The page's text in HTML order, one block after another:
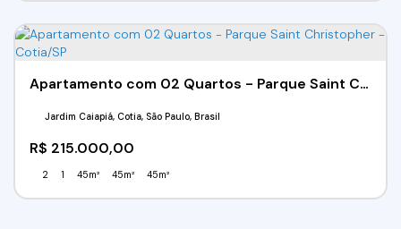
Apartamento com 02 Quartos - Parque Saint Christopher - Cotia/SP
R$ 215.000,00
Jardim Caiapiá, Cotia, São Paulo, Brasil
2 1 45m² 45m² 45m²